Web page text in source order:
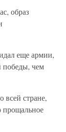
образ
еще армии,
победы, чем
стране,
прощальное